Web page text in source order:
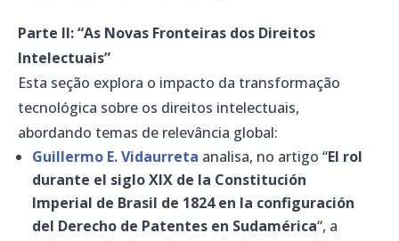
Parte II: “As Novas Fronteiras dos Direitos
Intelectuais”
Esta seção explora o impacto da transformação
tecnológica sobre os direitos intelectuais,
abordando temas de relevância global:
Guillermo E. Vidaurreta analisa, no artigo “El rol
durante el siglo XIX de la Constitución
Imperial de Brasil de 1824 en la configuración
del Derecho de Patentes en Sudamérica“, a